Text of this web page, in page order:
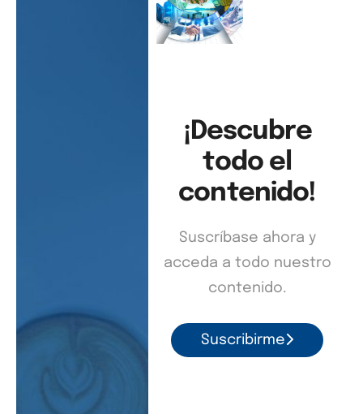
¡Descubre
todo el
contenido!
Suscríbase ahora y
acceda a todo nuestro
contenido.
Suscribirme